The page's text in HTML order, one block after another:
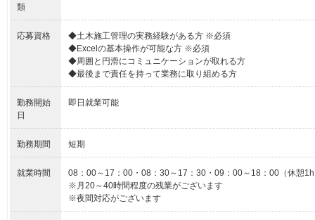
類
応募資格
◆土木施工管理の実務経験がある方 ※必須
◆Excelの基本操作が可能な方 ※必須
◆周囲と円滑にコミュニケーションが取れる方
◆最後まで責任を持って業務に取り組める方
勤務開始
日
即日就業可能
勤務期間 短期
就業時間
08：00～17：00・08：30～17：30・09：00～18：00（休憩
※月20～40時間程度の残業がございます
※夜間対応がございます